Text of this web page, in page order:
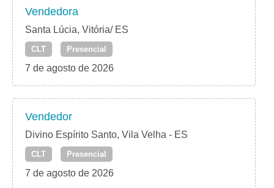
Vendedora
Santa Lúcia, Vitória/ ES
CLT Presencial
7 de agosto de 2026
Vendedor
Divino Espírito Santo, Vila Velha - ES
CLT Presencial
7 de agosto de 2026